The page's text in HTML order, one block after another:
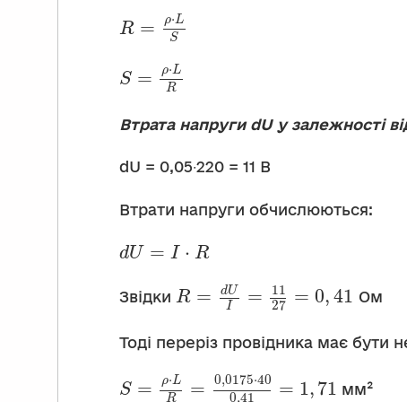
R = ρ⋅L
S
S = ρ⋅ L
R
Втрата напруги dU у залежності
dU = 0,05∙220 = 11 B
Втрати напруги обчислюються:
dU = I ⋅ R
Звідки R = dU
I
=
11
27 = 0,41 Ом
Тоді переріз провідника має бути
S = ρ⋅L
R
= 0,0175⋅40
0,41 = 1, 71 мм²